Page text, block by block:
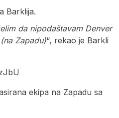
Barklija.
da nipodaštavam Denver
Zapadu)“, rekao je Barkli
ekipa na Zapadu sa